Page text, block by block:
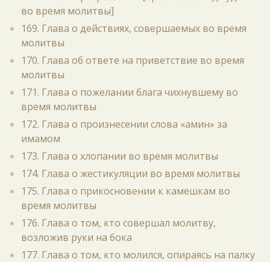
во время молитвы]
169. Глава о действиях, совершаемых во время
молитвы
170. Глава об ответе на приветствие во время
молитвы
171. Глава о пожелании блага чихнувшему во
время молитвы
172. Глава о произнесении слова «амин» за
имамом
173. Глава о хлопании во время молитвы
174. Глава о жестикуляции во время молитвы
175. Глава о прикосновении к камешкам во
время молитвы
176. Глава о том, кто совершал молитву,
возложив руки на бока
177. Глава о том, кто молился, опираясь на палку